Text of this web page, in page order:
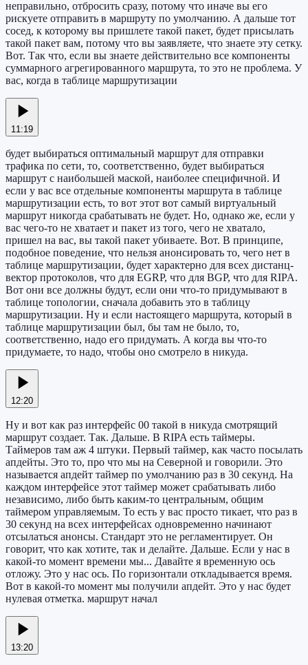
неправильно, отбросить сразу, потому что иначе вы его
рискуете отправить в маршруту по умолчанию. А дальше тот
сосед, к которому вы пришлете такой пакет, будет присылать
такой пакет вам, потому что вы заявляете, что знаете эту сетку.
Вот. Так что, если вы знаете действительно все компоненты
суммарного агрегированного маршрута, то это не проблема. У
вас, когда в таблице маршрутизации
11:19
будет выбираться оптимальный маршрут для отправки
трафика по сети, то, соответственно, будет выбираться
маршрут с наибольшей маской, наиболее специфичной. И
если у вас все отдельные компоненты маршрута в таблице
маршрутизации есть, то вот этот вот самый виртуальный
маршрут никогда срабатывать не будет. Но, однако же, если у
вас чего-то не хватает и пакет из того, чего не хватало,
пришел на вас, вы такой пакет убиваете. Вот. В принципе,
подобное поведение, что нельзя анонсировать то, чего нет в
таблице маршрутизации, будет характерно для всех дистанц-
вектор протоколов, что для EGRP, что для BGP, что для RIPA.
Вот они все должны будут, если они что-то придумывают в
таблице топологии, сначала добавить это в таблицу
маршрутизации. Ну и если настоящего маршрута, который в
таблице маршрутизации был, бы там не было, то,
соответственно, надо его придумать. А когда вы что-то
придумаете, то надо, чтобы оно смотрело в никуда.
12:20
Ну и вот как раз интерфейс 00 такой в никуда смотрящий
маршрут создает. Так. Дальше. В RIPA есть таймеры.
Таймеров там аж 4 штуки. Первый таймер, как часто посылать
апдейты. Это то, про что мы на Северной и говорили. Это
называется апдейт таймер по умолчанию раз в 30 секунд. На
каждом интерфейсе этот таймер может срабатывать либо
независимо, либо быть каким-то центральным, общим
таймером управляемым. То есть у вас просто тикает, что раз в
30 секунд на всех интерфейсах одновременно начинают
отсылаться анонсы. Стандарт это не регламентирует. Он
говорит, что как хотите, так и делайте. Дальше. Если у нас в
какой-то момент времени мы... Давайте я временную ось
отложу. Это у нас ось. По горизонтали откладывается время.
Вот в какой-то момент мы получили апдейт. Это у нас будет
нулевая отметка. маршрут начал
13:20